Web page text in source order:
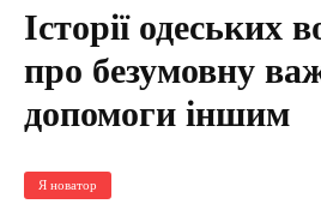
Історії одеських
про безумовну
допомоги іншим
Я новатор